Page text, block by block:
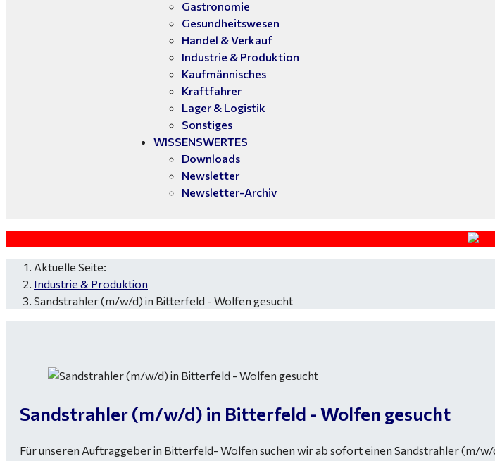
Gastronomie
Gesundheitswesen
Handel & Verkauf
Industrie & Produktion
Kaufmännisches
Kraftfahrer
Lager & Logistik
Sonstiges
WISSENSWERTES
Downloads
Newsletter
Newsletter-Archiv
Aktuelle Seite:
Industrie & Produktion
Sandstrahler (m/w/d) in Bitterfeld - Wolfen gesucht
Sandstrahler (m/w/d) in Bitterfeld - Wolfen gesucht
Für unseren Auftraggeber in Bitterfeld- Wolfen suchen wir ab sofort einen Sandstrahler (m/